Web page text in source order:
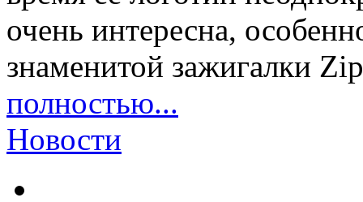
очень интересна,
знаменитой зажигалки
полностью...
Новости